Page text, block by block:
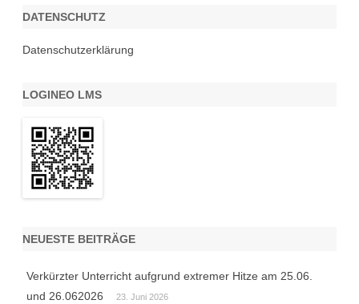
DATENSCHUTZ
Datenschutzerklärung
LOGINEO LMS
NEUESTE BEITRÄGE
Verkürzter Unterricht aufgrund extremer Hitze am 25.06.
und 26.062026
23. Juni 2026